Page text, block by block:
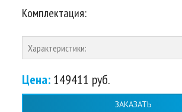
Комплектация:
Характеристики:
Цена: 149411 руб.
ЗАКАЗАТЬ